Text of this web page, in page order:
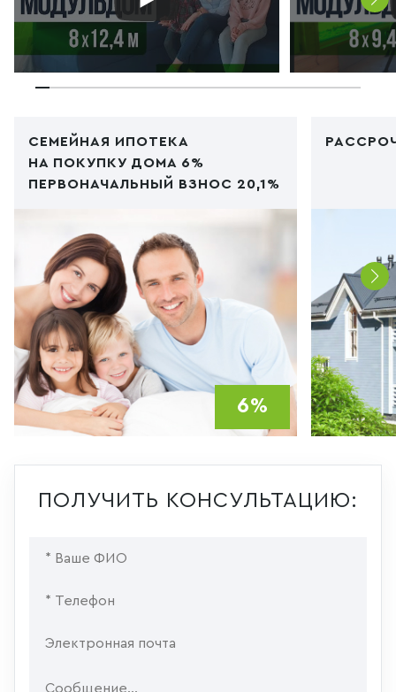
СЕМЕЙНАЯ ИПОТЕКА
НА ПОКУПКУ ДОМА 6%
ПЕРВОНАЧАЛЬНЫЙ ВЗНОС 20,1%
Код PHP/img/ipoteka1.jpg"
type="image/webp">
6%
ПОЛУЧИТЬ КОНСУЛЬТАЦИЮ: